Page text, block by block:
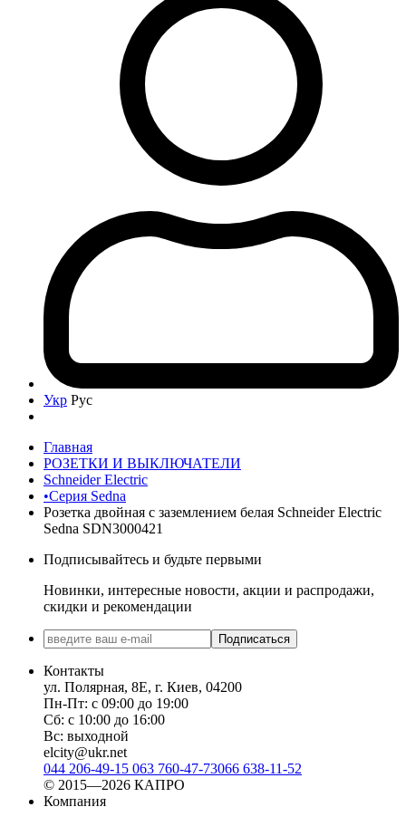
Укр Рус
Главная
РОЗЕТКИ И ВЫКЛЮЧАТЕЛИ
Schneider Electric
•Серия Sedna
Розетка двойная с заземлением белая Schneider Electric
Sedna SDN3000421
Подписывайтесь и будьте первыми
Новинки, интересные новости, акции и распродажи,
скидки и рекомендации
Подписаться
Контакты
ул. Полярная, 8Е, г. Киев, 04200
Пн-Пт: с 09:00 до 19:00
Сб: с 10:00 до 16:00
Вс: выходной
elcity@ukr.net
044 206-49-15 063 760-47-73066 638-11-52
© 2015—2026 КАПРО
Компания